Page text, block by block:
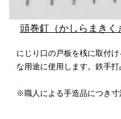
頭巻釘（かしらまきく
にじり口の戸板を桟に取付
な用途に使用します。鉄手打
※職人による手造品につき寸